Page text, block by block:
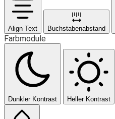
Align Text Buchstabenabstand
Farbmodule
Dunkler Kontrast Heller Kontrast